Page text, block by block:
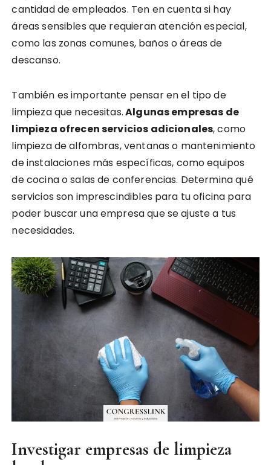
cantidad de empleados. Ten en cuenta si hay
áreas sensibles que requieran atención especial,
como las zonas comunes, baños o áreas de
descanso.
También es importante pensar en el tipo de
limpieza que necesitas.Algunas empresas de
limpieza ofrecen servicios adicionales, como
limpieza de alfombras, ventanas o mantenimiento
de instalaciones más específicas, como equipos
de cocina o salas de conferencias. Determina qué
servicios son imprescindibles para tu oficina para
poder buscar una empresa que se ajuste a tus
necesidades.
Investigar empresas de limpieza